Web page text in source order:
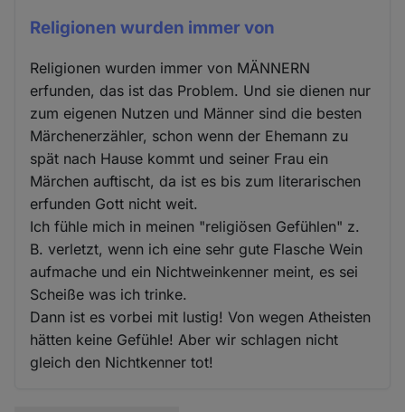
Religionen wurden immer von
Religionen wurden immer von MÄNNERN
erfunden, das ist das Problem. Und sie dienen nur
zum eigenen Nutzen und Männer sind die besten
Märchenerzähler, schon wenn der Ehemann zu
spät nach Hause kommt und seiner Frau ein
Märchen auftischt, da ist es bis zum literarischen
erfunden Gott nicht weit.
Ich fühle mich in meinen "religiösen Gefühlen" z.
B. verletzt, wenn ich eine sehr gute Flasche Wein
aufmache und ein Nichtweinkenner meint, es sei
Scheiße was ich trinke.
Dann ist es vorbei mit lustig! Von wegen Atheisten
hätten keine Gefühle! Aber wir schlagen nicht
gleich den Nichtkenner tot!